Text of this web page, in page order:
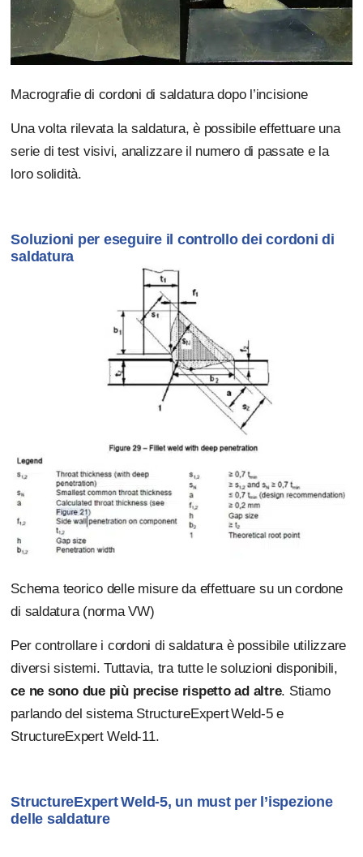
Macrografie di cordoni di saldatura dopo l’incisione
Una volta rilevata la saldatura, è possibile effettuare una
serie di test visivi, analizzare il numero di passate e la
loro solidità.
Soluzioni per eseguire il controllo dei cordoni di
saldatura
Schema teorico delle misure da effettuare su un cordone
di saldatura (norma VW)
Per controllare i cordoni di saldatura è possibile utilizzare
diversi sistemi. Tuttavia, tra tutte le soluzioni disponibili,
ce ne sono due più precise rispetto ad altre. Stiamo
parlando del sistema StructureExpert Weld-5 e
StructureExpert Weld-11.
StructureExpert Weld-5, un must per l’ispezione
delle saldature